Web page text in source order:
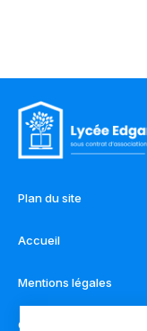
Plan du site
Accueil
Mentions légales
Contact